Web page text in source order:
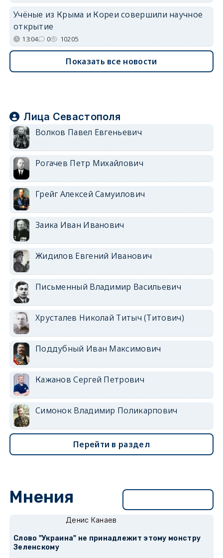
Учёные из Крыма и Кореи совершили научное
открытие
13:04 0 10205
Показать все новости
Лица Севастополя
Волков Павел Евгеньевич
Рогачев Петр Михайлович
Грейг Алексей Самуилович
Заика Иван Иванович
Жидилов Евгений Иванович
Письменный Владимир Васильевич
Хрусталев Николай Титыч (Титович)
Поддубный Иван Максимович
Кажанов Сергей Петрович
Симонок Владимир Поликарпович
Перейти в раздел
Мнения
Денис Канаев
Слово "Украина" не принадлежит этому монстру
Зеленскому